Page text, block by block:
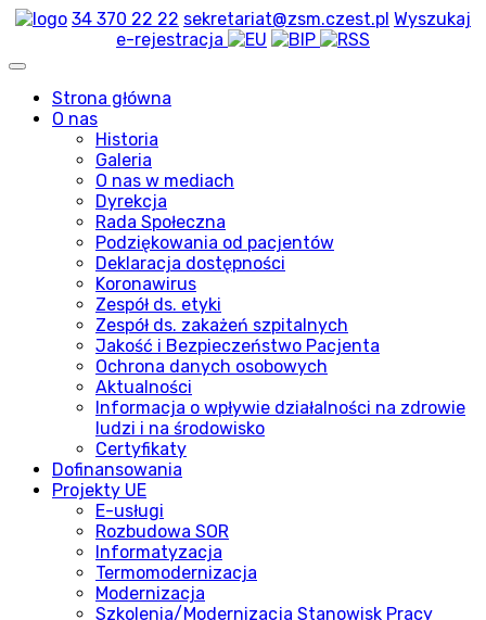
34 370 22 22 sekretariat@zsm.czest.pl Wyszukaj
e-rejestracja
Strona główna
O nas
Historia
Galeria
O nas w mediach
Dyrekcja
Rada Społeczna
Podziękowania od pacjentów
Deklaracja dostępności
Koronawirus
Zespół ds. etyki
Zespół ds. zakażeń szpitalnych
Jakość i Bezpieczeństwo Pacjenta
Ochrona danych osobowych
Aktualności
Informacja o wpływie działalności na zdrowie
ludzi i na środowisko
Certyfikaty
Dofinansowania
Projekty UE
E-usługi
Rozbudowa SOR
Informatyzacja
Termomodernizacja
Modernizacja
Szkolenia/Modernizacja Stanowisk Pracy